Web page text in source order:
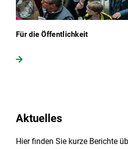
Für die Öffentlichkeit
Aktuelles
Hier finden Sie kurze Berichte